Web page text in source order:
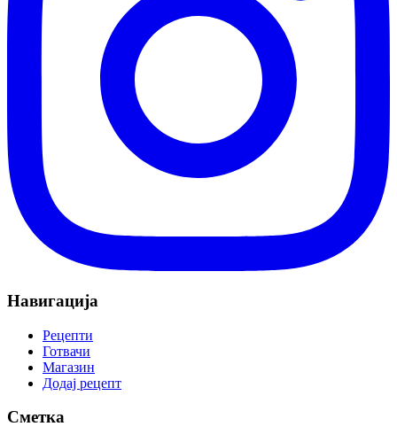
Навигација
Рецепти
Готвачи
Магазин
Додај рецепт
Сметка